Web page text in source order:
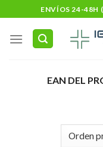
to
content
ENVÍOS 24-48H
EAN DEL